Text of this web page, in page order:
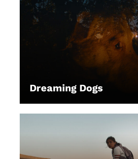
Dreaming Dogs
LEIHEN